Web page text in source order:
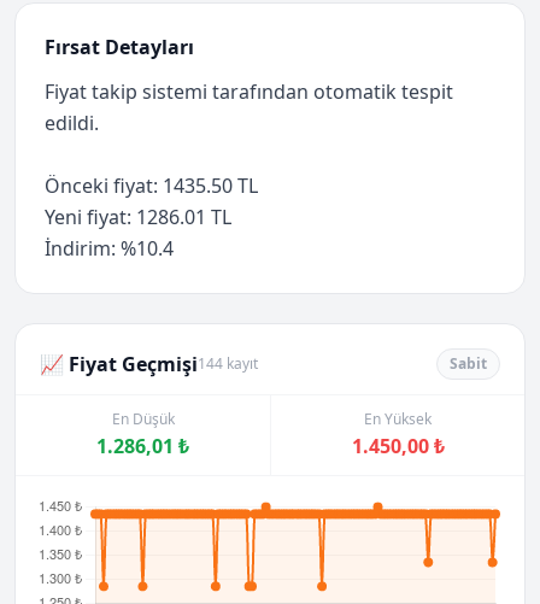
Fırsat Detayları
Fiyat takip sistemi tarafından otomatik tespit
edildi.
Önceki fiyat: 1435.50 TL
Yeni fiyat: 1286.01 TL
İndirim: %10.4
📈 Fiyat Geçmişi144 kayıt Sabit
En Düşük
1.286,01 ₺
En Yüksek
1.450,00 ₺